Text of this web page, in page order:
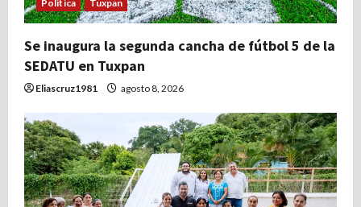
Politica Tuxpan
Se inaugura la segunda cancha de fútbol 5 de la
SEDATU en Tuxpan
Eliascruz1981 agosto 8, 2026